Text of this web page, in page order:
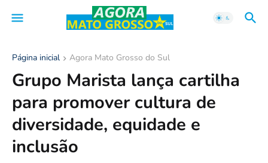
Página inicial Agora Mato Grosso do Sul
Grupo Marista lança cartilha
para promover cultura de
diversidade, equidade e
inclusão